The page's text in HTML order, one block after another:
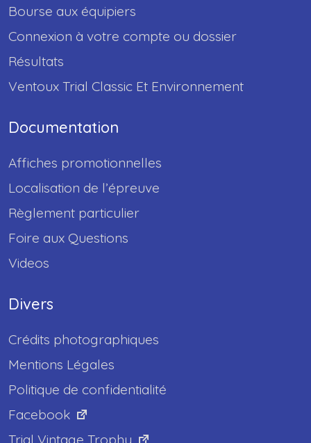
Bourse aux équipiers
Connexion à votre compte ou dossier
Résultats
Ventoux Trial Classic Et Environnement
Documentation
Affiches promotionnelles
Localisation de l’épreuve
Règlement particulier
Foire aux Questions
Videos
Divers
Crédits photographiques
Mentions Légales
Politique de confidentialité
Facebook
Trial Vintage Trophy